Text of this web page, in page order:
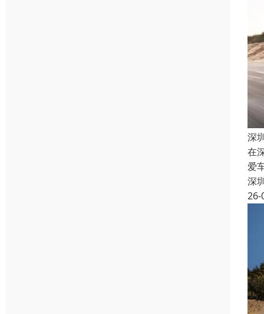
深
在
爱
深
26-